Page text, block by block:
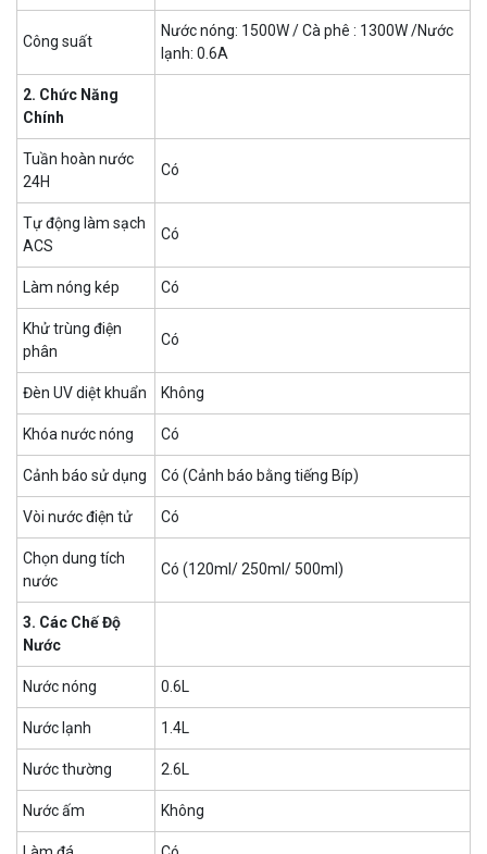
Công suất
Nước nóng: 1500W / Cà phê : 1300W /Nước
lạnh: 0.6A
2. Chức Năng
Chính
Tuần hoàn nước
24H
Có
Tự động làm sạch
ACS
Có
Làm nóng kép Có
Khử trùng điện
phân
Có
Đèn UV diệt khuẩn Không
Khóa nước nóng Có
Cảnh báo sử dụng Có (Cảnh báo bằng tiếng Bíp)
Vòi nước điện tử Có
Chọn dung tích
nước
Có (120ml/ 250ml/ 500ml)
3. Các Chế Độ
Nước
Nước nóng 0.6L
Nước lạnh 1.4L
Nước thường 2.6L
Nước ấm Không